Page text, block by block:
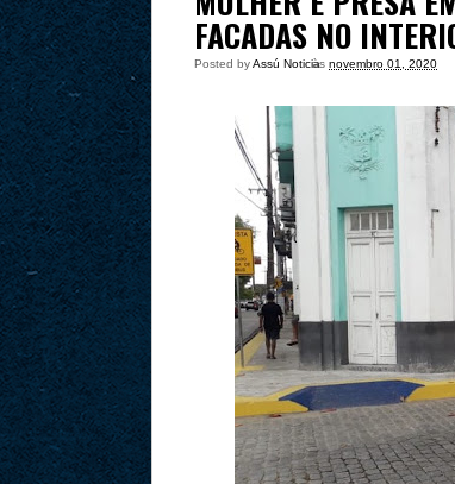
FACADAS NO
Posted byAssú Noticia
às novembro 01, 2020